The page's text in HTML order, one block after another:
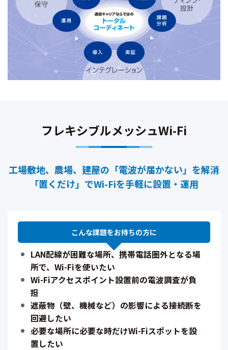
フレキシブルメッシュWi-Fi
工場敷地、農場、建屋の「電波が届かない」を解消
「置くだけ」でWi-Fiを手軽に設置・運用
こんな課題をお持ちの方に
LAN配線が困難な場所、携帯電話圏外となる場
所で、Wi-Fiを使いたい
Wi-Fiアクセスポイント設置前の電波調査が負
担
遮蔽物（壁、機械など）の影響による接続断を
回避したい
必要な場所に必要な時だけWi-Fiスポットを設
置したい